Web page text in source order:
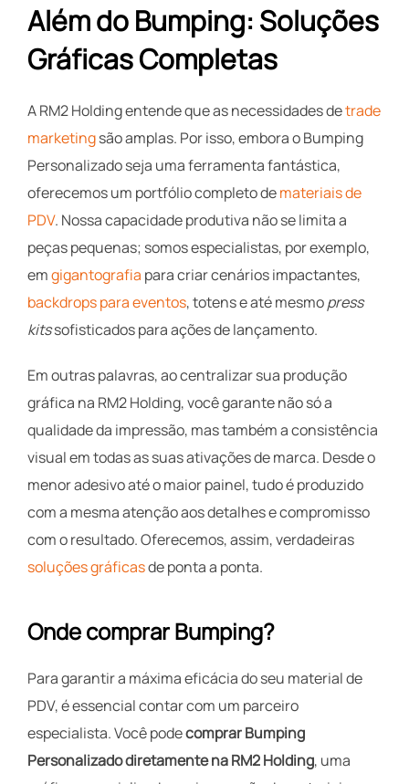
Além do Bumping: Soluções
Gráficas Completas
A RM2 Holding entende que as necessidades detrade
marketingsão amplas. Por isso, embora o Bumping
Personalizado seja uma ferramenta fantástica,
oferecemos um portfólio completo demateriais de
PDV. Nossa capacidade produtiva não se limita a
peças pequenas; somos especialistas, por exemplo,
emgigantografia para criar cenários impactantes,
backdrops para eventos, totens e até mesmopress
kitssofisticados para ações de lançamento.
Em outras palavras, ao centralizar sua produção
gráfica na RM2 Holding, você garante não só a
qualidade da impressão, mas também a consistência
visual em todas as suas ativações de marca. Desde o
menor adesivo até o maior painel, tudo é produzido
com a mesma atenção aos detalhes e compromisso
com o resultado. Oferecemos, assim, verdadeiras
soluções gráficasde ponta a ponta.
Onde comprar Bumping?
Para garantir a máxima eficácia do seu material de
PDV, é essencial contar com um parceiro
especialista. Você podecomprar Bumping
Personalizado diretamente na RM2 Holding, uma